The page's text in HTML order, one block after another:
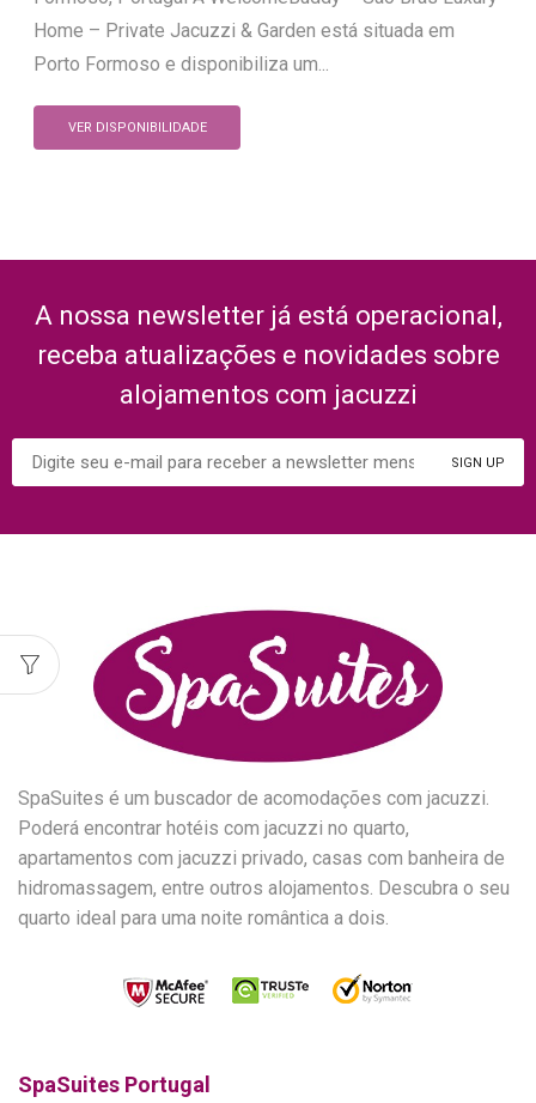
Home – Private Jacuzzi & Garden está situada em
Porto Formoso e disponibiliza um...
VER DISPONIBILIDADE
A nossa newsletter já está operacional,
receba atualizações e novidades sobre
alojamentos com jacuzzi
SpaSuites é um buscador de acomodações com jacuzzi.
Poderá encontrar hotéis com jacuzzi no quarto,
apartamentos com jacuzzi privado, casas com banheira de
hidromassagem, entre outros alojamentos. Descubra o seu
quarto ideal para uma noite romântica a dois.
SpaSuites Portugal